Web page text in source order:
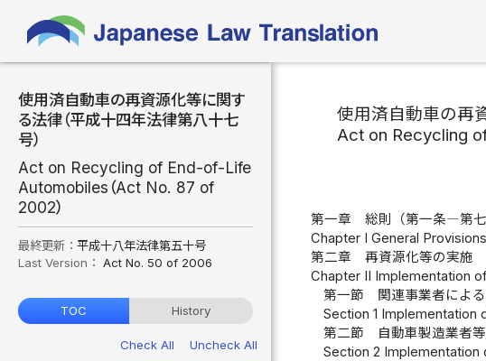
使用済自動車の再資源化等に関す
る法律（平成十四年法律第八十七
号）
Act on Recycling of End-of-Life
Automobiles（Act No. 87 of
2002）
最終更新： 平成十八年法律第五十号
Last Version： Act No. 50 of 2006
TOC History
Check All
Uncheck All
使用済自動車の再
Act on Recycling
第一章 総則（第一条―第七
Chapter I General
第二章 再資源化等の実施
Chapter II Implementation
第一節 関連事業者による
Section 1 Implementation
第二節 自動車製造業者等
Section 2 Implementation